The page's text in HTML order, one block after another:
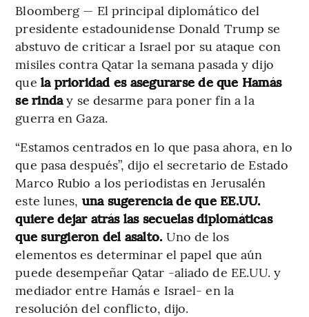
Bloomberg — El principal diplomático del
presidente estadounidense Donald Trump se
abstuvo de criticar a Israel por su ataque con
misiles contra Qatar la semana pasada y dijo
que la prioridad es asegurarse de que Hamás
se rinday se desarme para poner fin a la
guerra en Gaza.
“Estamos centrados en lo que pasa ahora, en lo
que pasa después”, dijo el secretario de Estado
Marco Rubio a los periodistas en Jerusalén
este lunes, una sugerencia de que EE.UU.
quiere dejar atrás las secuelas diplomáticas
que surgieron del asalto. Uno de los
elementos es determinar el papel que aún
puede desempeñar Qatar -aliado de EE.UU. y
mediador entre Hamás e Israel- en la
resolución del conflicto, dijo.